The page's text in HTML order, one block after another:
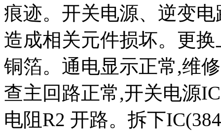
痕迹。开关电源、逆变
造成相关元件损坏。更
铜箔。通电显示正常,维
查主回路正常,开关电源
电阻R2 开路。拆下